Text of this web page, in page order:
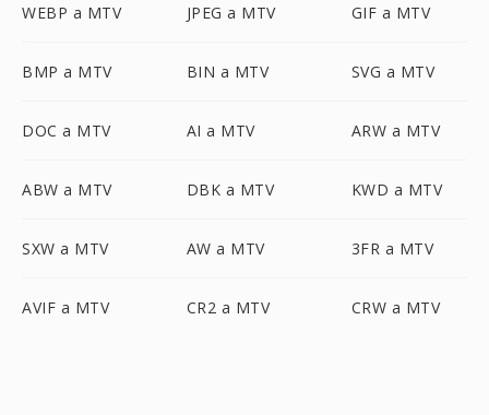
WEBP a MTV JPEG a MTV GIF a MTV
BMP a MTV BIN a MTV SVG a MTV
DOC a MTV AI a MTV ARW a MTV
ABW a MTV DBK a MTV KWD a MTV
SXW a MTV AW a MTV 3FR a MTV
AVIF a MTV CR2 a MTV CRW a MTV